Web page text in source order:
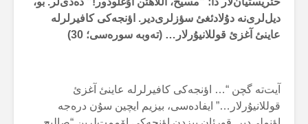
دیل‌لری‌نە دۇلادئغئ سؤزلری‌دیر. اؤنجەکی کافیرلرلە
عاینئ آغزئ قوللانیۇرلار… (تەوبە سورەسی؛ 30
)
آیت‌تە گچن “… اؤنجەکی کافیرلرلە عاینئ آغزئ
قوللانیۇرلار…” ایفادەسی، بیزیم ایچین سۇن درەجە